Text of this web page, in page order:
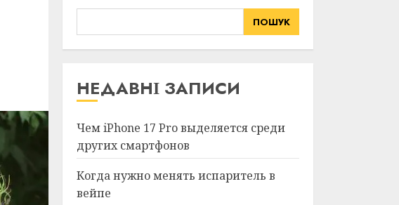
ПОШУК
НЕДАВНІ ЗАПИСИ
Чем iPhone 17 Pro выделяется среди
других смартфонов
Когда нужно менять испаритель в
вейпе